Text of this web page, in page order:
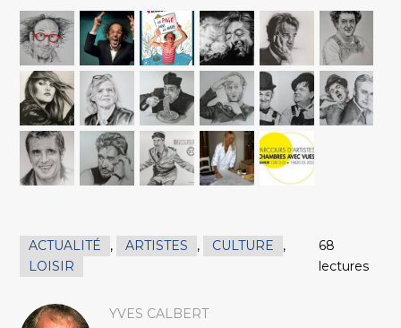
ACTUALITÉ , ARTISTES , CULTURE
,
LOISIR
68
lectures
YVES CALBERT